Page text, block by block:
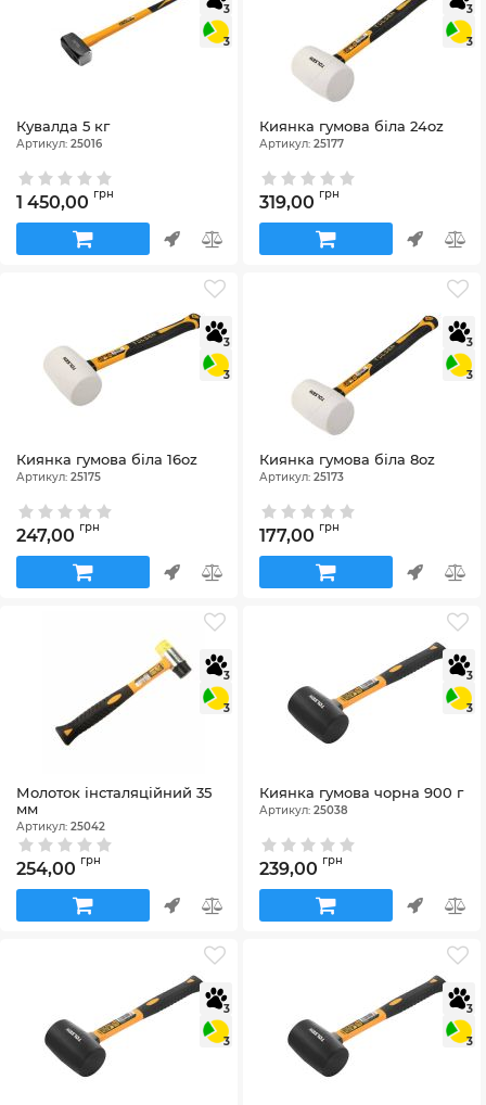
3
3
Кувалда 5 кг
Артикул: 25016
1 450,00 грн
3
3
Киянка гумова біла 24oz
Артикул: 25177
319,00 грн
3
3
Киянка гумова біла 16oz
Артикул: 25175
247,00 грн
3
3
Киянка гумова біла 8oz
Артикул: 25173
177,00 грн
3
3
Молоток інсталяційний 35
мм
Артикул: 25042
254,00 грн
3
3
Киянка гумова чорна 900 г
Артикул: 25038
239,00 грн
3
3
3
3